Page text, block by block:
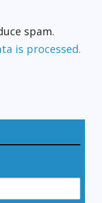
spam.
is processed.